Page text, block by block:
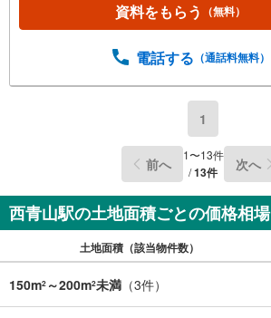
資料をもらう （無料）
電話する （通話料無料）
1
前へ 1〜13件
/13件 次へ
西青山駅の土地面積ごとの価格相場
土地面積（該当物件数）
150m2 ～200m2未満 （3件）